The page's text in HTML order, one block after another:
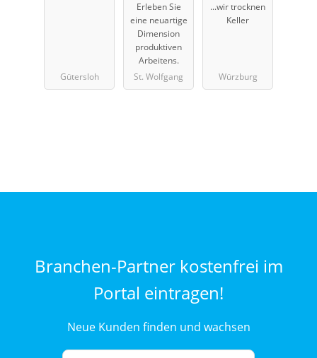
Gütersloh
Erleben Sie
eine neuartige
Dimension
produktiven
Arbeitens.
St. Wolfgang
...wir trocknen
Keller
Würzburg
Branchen-Partner kostenfrei im
Portal eintragen!
Neue Kunden finden und wachsen